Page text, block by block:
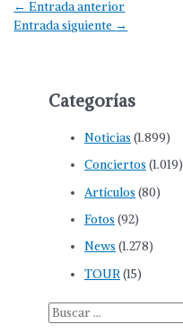
Navegación
de
← Entrada anterior
Entrada siguiente →
Categorías
Noticias (1.899)
Conciertos (1.019)
Artículos (80)
Fotos (92)
News (1.278)
TOUR(15)
B